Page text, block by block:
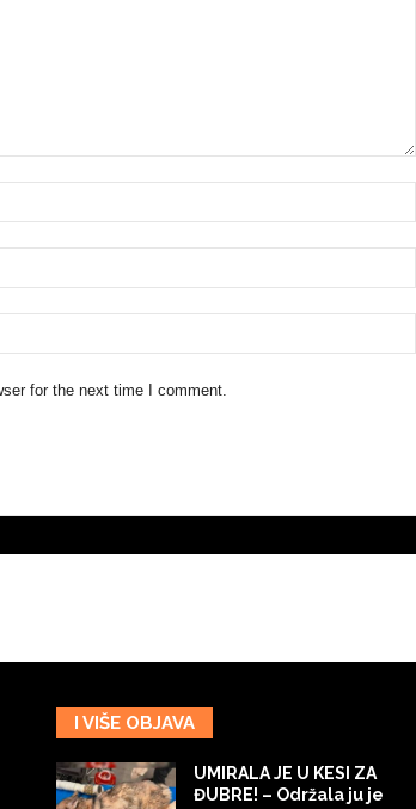
for the next time I comment.
I VIŠE OBJAVA
UMIRALA JE U KESI ZA
ĐUBRE! – Održala ju je